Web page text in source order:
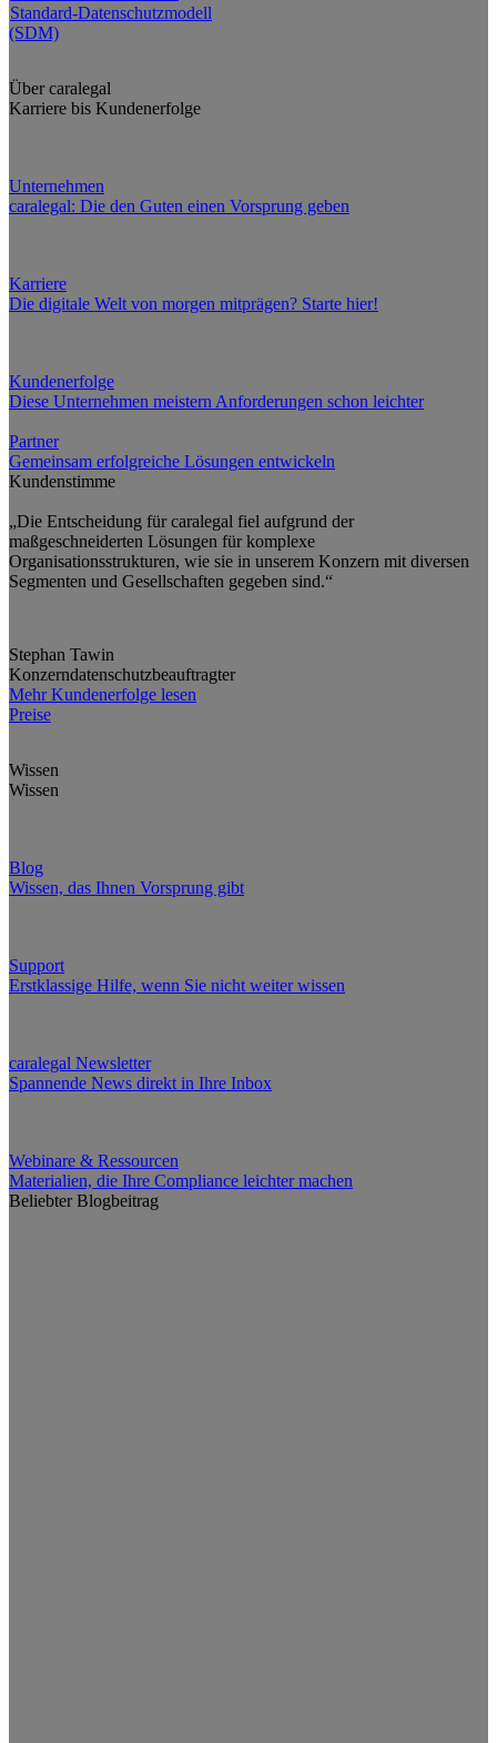
Standard-Datenschutzmodell
(SDM)
Über caralegal
Karriere bis Kundenerfolge
Unternehmen
caralegal: Die den Guten einen Vorsprung geben
Karriere
Die digitale Welt von morgen mitprägen? Starte hier!
Kundenerfolge
Diese Unternehmen meistern Anforderungen schon leichter
Partner
Gemeinsam erfolgreiche Lösungen entwickeln
Kundenstimme
„Die Entscheidung für caralegal fiel aufgrund der
maßgeschneiderten Lösungen für komplexe
Organisationsstrukturen, wie sie in unserem Konzern mit diversen
Segmenten und Gesellschaften gegeben sind.“
Stephan Tawin
Konzerndatenschutzbeauftragter
Mehr Kundenerfolge lesen
Preise
Wissen
Wissen
Blog
Wissen, das Ihnen Vorsprung gibt
Support
Erstklassige Hilfe, wenn Sie nicht weiter wissen
caralegal Newsletter
Spannende News direkt in Ihre Inbox
Webinare & Ressourcen
Materialien, die Ihre Compliance leichter machen
Beliebter Blogbeitrag